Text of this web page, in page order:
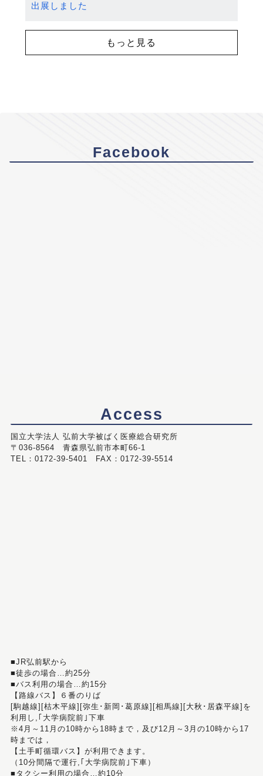
出展しました
もっと見る
Facebook
Access
国立大学法人 弘前大学被ばく医療総合研究所
〒036-8564 青森県弘前市本町66-1
TEL：0172-39-5401 FAX：0172-39-5514
■JR弘前駅から
■徒歩の場合…約25分
■バス利用の場合…約15分
【路線バス】６番のりば
[駒越線][枯木平線][弥生･新岡･葛原線][相馬線][大秋･居森平線]を
利用し,｢大学病院前｣下車
※4月～11月の10時から18時まで，及び12月～3月の10時から17
時までは，
【土手町循環バス】が利用できます。
（10分間隔で運行,｢大学病院前｣下車）
■タクシー利用の場合…約10分